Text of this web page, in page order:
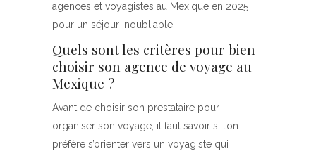
agences et voyagistes au Mexique en 2025
pour un séjour inoubliable.
Quels sont les critères pour bien
choisir son agence de voyage au
Mexique ?
Avant de choisir son prestataire pour
organiser son voyage, il faut savoir si l’on
préfère s’orienter vers un voyagiste qui